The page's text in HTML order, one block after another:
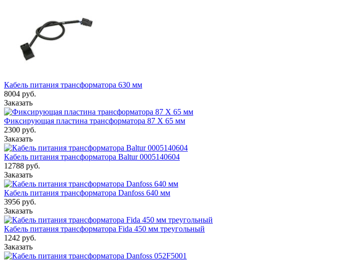
Кабель питания трансформатора 630 мм
8004 руб.
Заказать
Фиксирующая пластина трансформатора 87 X 65 мм
2300 руб.
Заказать
Кабель питания трансформатора Baltur 0005140604
12788 руб.
Заказать
Кабель питания трансформатора Danfoss 640 мм
3956 руб.
Заказать
Кабель питания трансформатора Fida 450 мм треугольный
1242 руб.
Заказать